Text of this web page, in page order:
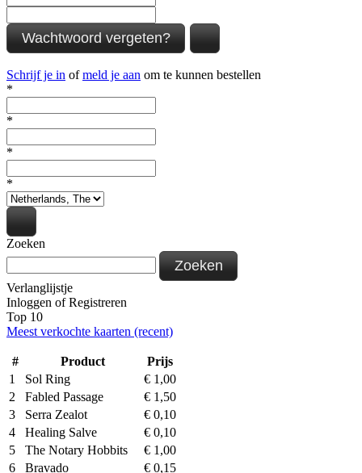
Wachtwoord vergeten?
Schrijf je in ofmeld je aan om te kunnen bestellen
*
*
*
*
Zoeken
Zoeken
Verlanglijstje
Inloggen ofRegistreren
Top 10
Meest verkochte kaarten (recent)
# Product
Prijs
1
Sol Ring € 1,00
2
Fabled Passage € 1,50
3
Serra Zealot € 0,10
4
Healing Salve € 0,10
5
The Notary Hobbits € 1,00
6
Bravado € 0,15